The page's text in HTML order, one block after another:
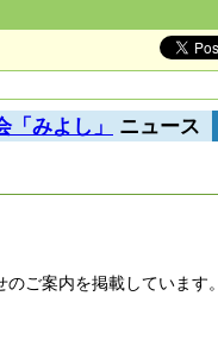
みよし」 ニュース
ご案内を掲載しています。